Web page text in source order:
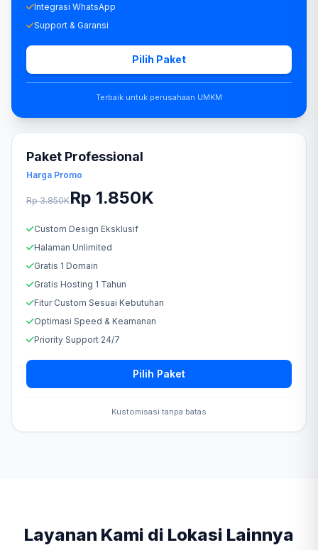
Integrasi WhatsApp
Support & Garansi
Pilih Paket
Terbaik untuk perusahaan UMKM
Paket Professional
Harga Promo
Rp 3.850KRp 1.850K
Custom Design Eksklusif
Halaman Unlimited
Gratis 1 Domain
Gratis Hosting 1 Tahun
Fitur Custom Sesuai Kebutuhan
Optimasi Speed & Keamanan
Priority Support 24/7
Pilih Paket
Kustomisasi tanpa batas
Layanan Kami di Lokasi Lainnya